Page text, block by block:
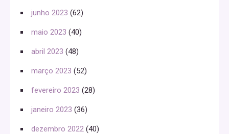
junho 2023 (62)
maio 2023 (40)
abril 2023 (48)
março 2023 (52)
fevereiro 2023 (28)
janeiro 2023 (36)
dezembro 2022 (40)